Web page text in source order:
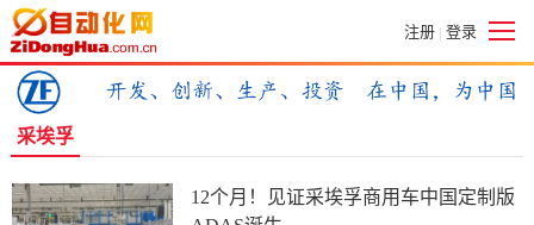
注册 | 登录
采埃孚
12个月！见证采埃孚商用车中国定制版